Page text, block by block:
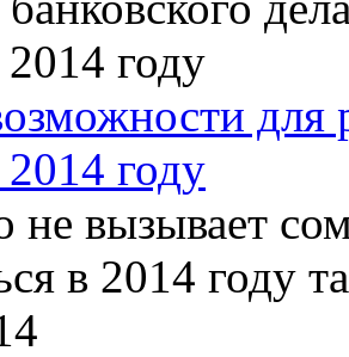
для
году
не вызывает
в 2014 году